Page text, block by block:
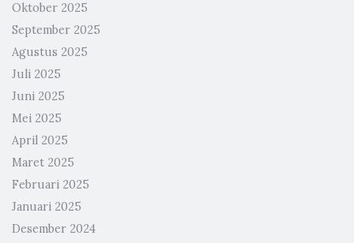
Oktober 2025
September 2025
Agustus 2025
Juli 2025
Juni 2025
Mei 2025
April 2025
Maret 2025
Februari 2025
Januari 2025
Desember 2024